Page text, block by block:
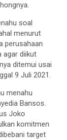
soal
menurut
perusahaan
agar diikut
ditemui usai
9 Juli 2021.
menahu
Bansos.
Joko
komitmen
target